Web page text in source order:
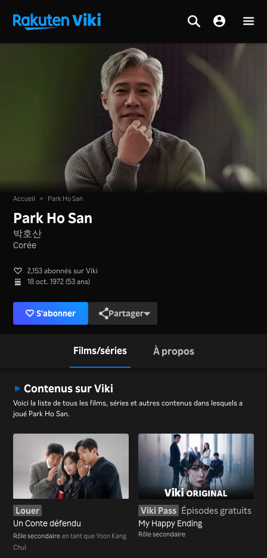
Accueil > Park Ho San
Park Ho San
박호산
Corée
2,153 abonnés sur Viki
18 oct. 1972 (53 ans)
S'abonner Partager
Films/séries À propos
Contenus sur Viki
Voici la liste de tous les films, séries et autres contenus dans lesquels a
joué Park Ho San.
Louer
Un Conte défendu
Rôle secondaire en tant que Yoon Kang
Chul
Viki Pass Épisodes gratuits
My Happy Ending
Rôle secondaire